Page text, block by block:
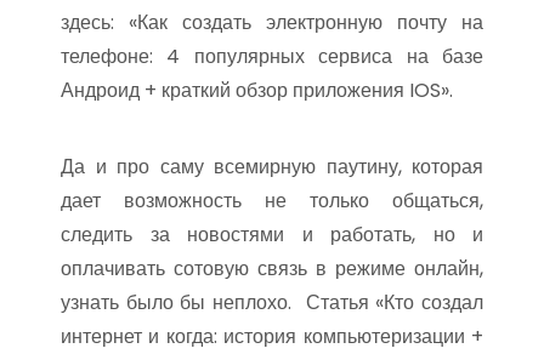
здесь: «Как создать электронную почту на
телефоне: 4 популярных сервиса на базе
Андроид + краткий обзор приложения IOS».
Да и про саму всемирную паутину, которая
дает возможность не только общаться,
следить за новостями и работать, но и
оплачивать сотовую связь в режиме онлайн,
узнать было бы неплохо. Статья «Кто создал
интернет и когда: история компьютеризации +